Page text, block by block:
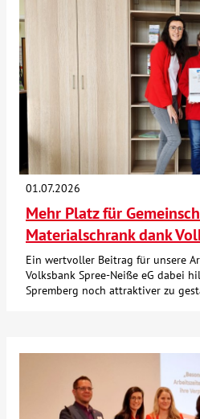
Über uns
Mitmachen
Ausbildung
01.07.2026
Mehr Platz für
Materialschrank dank
Ein wertvoller Beitrag für unsere
Volksbank Spree-Neiße eG dabei
Spremberg noch attraktiver zu